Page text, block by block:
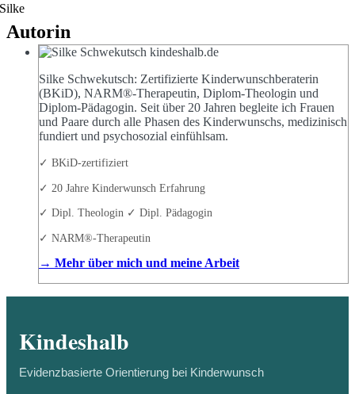
Silke
Autorin
Silke Schwekutsch: Zertifizierte Kinderwunschberaterin
(BKiD), NARM®-Therapeutin, Diplom-Theologin und
Diplom-Pädagogin. Seit über 20 Jahren begleite ich Frauen
und Paare durch alle Phasen des Kinderwunschs, medizinisch
fundiert und psychosozial einfühlsam.
✓ BKiD-zertifiziert
✓ 20 Jahre Kinderwunsch Erfahrung
✓ Dipl. Theologin ✓ Dipl. Pädagogin
✓ NARM®-Therapeutin
→ Mehr über mich und meine Arbeit
Kindeshalb
Evidenzbasierte Orientierung bei Kinderwunsch